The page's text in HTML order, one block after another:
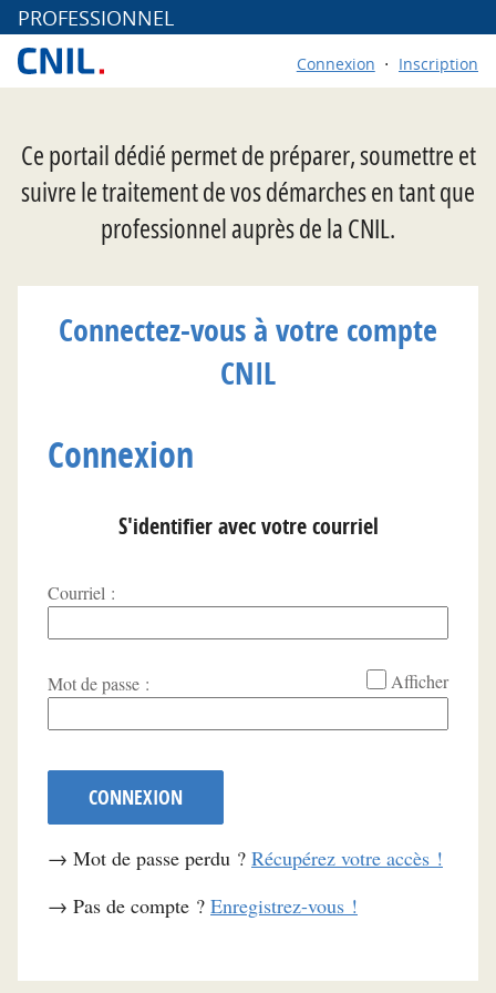
PROFESSIONNEL
Connexion Inscription
Ce portail dédié permet de préparer, soumettre et
suivre le traitement de vos démarches en tant que
professionnel auprès de la CNIL.
Connectez-vous à votre compte
CNIL
Connexion
S'identifier avec votre courriel
Courriel :
*
Mot de passe : Afficher
CONNEXION
→ Mot de passe perdu ? Récupérez votre accès !
→ Pas de compte ? Enregistrez-vous !